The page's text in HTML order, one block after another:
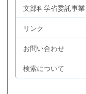
文部科学省委託事業
リンク
お問い合わせ
検索について